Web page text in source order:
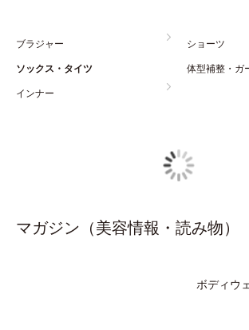
ブラジャー
ショーツ
ソックス・タイツ
体型補整・ガ
インナー
マガジン（美容情報・読み物）
ボディウ